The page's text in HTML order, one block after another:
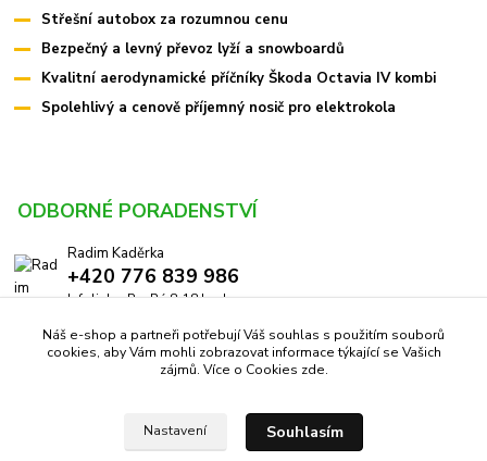
Střešní autobox za rozumnou cenu
Bezpečný a levný převoz lyží a snowboardů
Kvalitní aerodynamické příčníky Škoda Octavia IV kombi
Spolehlivý a cenově příjemný nosič pro elektrokola
ODBORNÉ PORADENSTVÍ
Radim Kaděrka
+420 776 839 986
Infolinka: Po-Pá 8-18 hod.
info@pricniky.cz
Náš e-shop a partneři potřebují Váš souhlas s použitím souborů
cookies, aby Vám mohli zobrazovat informace týkající se Vašich
zájmů. Více o Cookies zde.
Nastavení Souhlasím